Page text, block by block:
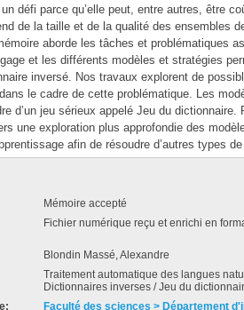
défi parce qu’elle peut, entre autres, être
de la taille et de la qualité des ensembles
aborde les tâches et problématiques
et les différents modèles et stratégies
inversé. Nos travaux explorent de
le cadre de cette problématique. Les
d’un jeu sérieux appelé Jeu du
une exploration plus approfondie des
afin de résoudre d’autres types
Mémoire accepté
Fichier numérique reçu et enrichi en
Blondin Massé, Alexandre
Traitement automatique des langues
Dictionnaires inverses / Jeu du
Faculté des sciences > Département